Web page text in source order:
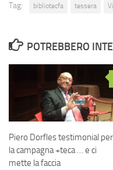
Tag: bibliotecfa tessera
POTREBBERO
Piero Dorfles testimonial per
la campagna +teca … e ci
mette la faccia